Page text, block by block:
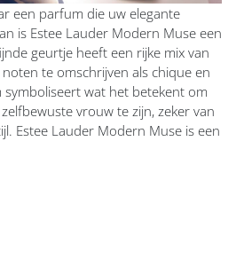
een parfum die uw elegante
is Estee Lauder Modern Muse een
geurtje heeft een rijke mix van
te omschrijven als chique en
wat het betekent om
vrouw te zijn, zeker van
Estee Lauder Modern Muse is een